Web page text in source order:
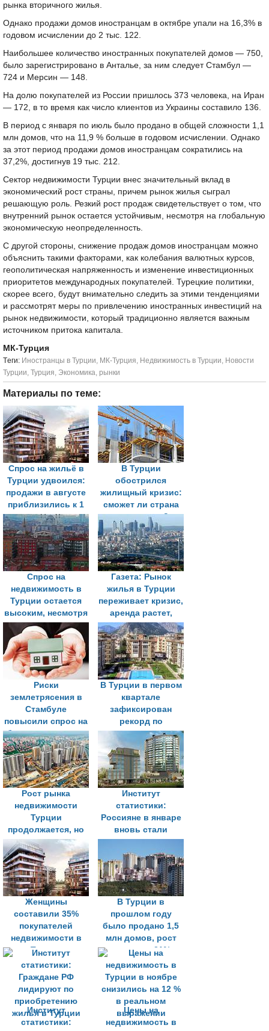
рынка вторичного жилья.
Однако продажи домов иностранцам в октябре упали на 16,3% в
годовом исчислении до 2 тыс. 122.
Наибольшее количество иностранных покупателей домов — 750,
было зарегистрировано в Анталье, за ним следует Стамбул —
724 и Мерсин — 148.
На долю покупателей из России пришлось 373 человека, на Иран
— 172, в то время как число клиентов из Украины составило 136.
В период с января по июль было продано в общей сложности 1,1
млн домов, что на 11,9 % больше в годовом исчислении. Однако
за этот период продажи домов иностранцам сократились на
37,2%, достигнув 19 тыс. 212.
Сектор недвижимости Турции внес значительный вклад в
экономический рост страны, причем рынок жилья сыграл
решающую роль. Резкий рост продаж свидетельствует о том, что
внутренний рынок остается устойчивым, несмотря на глобальную
экономическую неопределенность.
С другой стороны, снижение продаж домов иностранцам можно
объяснить такими факторами, как колебания валютных курсов,
геополитическая напряженность и изменение инвестиционных
приоритетов международных покупателей. Турецкие политики,
скорее всего, будут внимательно следить за этими тенденциями
и рассмотрят меры по привлечению иностранных инвестиций на
рынок недвижимости, который традиционно является важным
источником притока капитала.
МК-Турция
Tеги: Иностранцы в Турции, МК-Турция, Недвижимость в Турции, Новости
Турции, Турция, Экономика, рынки
Материалы по теме:
Спрос на жильё в
Турции удвоился:
продажи в августе
приблизились к 1
млн единиц
В Турции
обострился
жилищный кризис:
сможет ли страна
справиться?
Спрос на
недвижимость в
Турции остается
высоким, несмотря
на рост цен
Газета: Рынок
жилья в Турции
переживает кризис,
аренда растет,
множество квартир
пустует
Риски
землетрясения в
Стамбуле
повысили спрос на
безопасное жилье
В Турции в первом
квартале
зафиксирован
рекорд по
продажам
недвижимости
Рост рынка
недвижимости
Турции
продолжается, но
замедленными
темпами
Институт
статистики:
Россияне в январе
вновь стали
лидерами по
покупке жилья в
Турции
Женщины
составили 35%
покупателей
недвижимости в
Турции
В Турции в
прошлом году
было продано 1,5
млн домов, рост
составил 21%
Институт
статистики:
Цены на
недвижимость в